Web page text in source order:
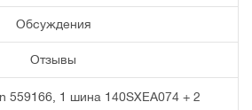
Обсуждения
Отзывы
559166, 1 шина 140SXEA074 + 2